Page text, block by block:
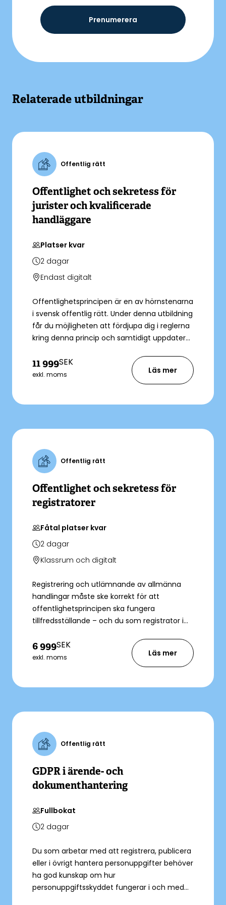
Prenumerera
Relaterade utbildningar
Offentlig rätt
Offentlighet och sekretess för
jurister och kvalificerade
handläggare
Platser kvar
2 dagar
Endast digitalt
Offentlighetsprincipen är en av hörnstenarna
i svensk offentlig rätt. Under denna utbildning
får du möjligheten att fördjupa dig i reglerna
kring denna princip och samtidigt uppdatera
offentlighets- och sekretesslagen.
11 999SEK
exkl. moms Läs mer
Offentlig rätt
Offentlighet och sekretess för
registratorer
Fåtal platser kvar
2 dagar
Klassrum och digitalt
Registrering och utlämnande av allmänna
handlingar måste ske korrekt för att
offentlighetsprincipen ska fungera
tillfredsställande – och du som registrator i
detta. För att utföra arbetet lagenligt
behöver du vara väl insatt i offentlighet och
sekretess och känna till hur du tolkar reglerna
6 999SEK
exkl. moms Läs mer
Offentlig rätt
GDPR i ärende- och
dokumenthantering
Fullbokat
2 dagar
Du som arbetar med att registrera, publicera
eller i övrigt hantera personuppgifter behöver
ha god kunskap om hur
personuppgiftsskyddet fungerar i och med